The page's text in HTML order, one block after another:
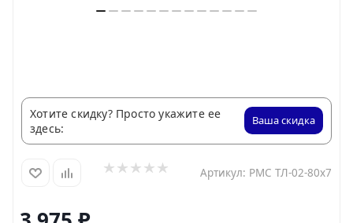
Хотите скидку? Просто укажите ее
здесь:
Ваша скидка
Артикул: РМС ТЛ-02-80х7